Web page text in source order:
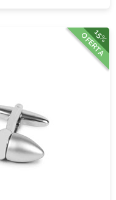
15%
OFERTA